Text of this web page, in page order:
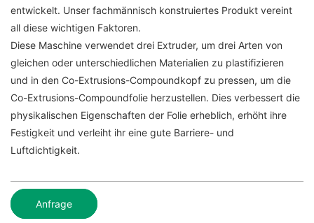
entwickelt. Unser fachmännisch konstruiertes Produkt vereint
all diese wichtigen Faktoren.
Diese Maschine verwendet drei Extruder, um drei Arten von
gleichen oder unterschiedlichen Materialien zu plastifizieren
und in den Co-Extrusions-Compoundkopf zu pressen, um die
Co-Extrusions-Compoundfolie herzustellen. Dies verbessert die
physikalischen Eigenschaften der Folie erheblich, erhöht ihre
Festigkeit und verleiht ihr eine gute Barriere- und
Luftdichtigkeit.
Anfrage